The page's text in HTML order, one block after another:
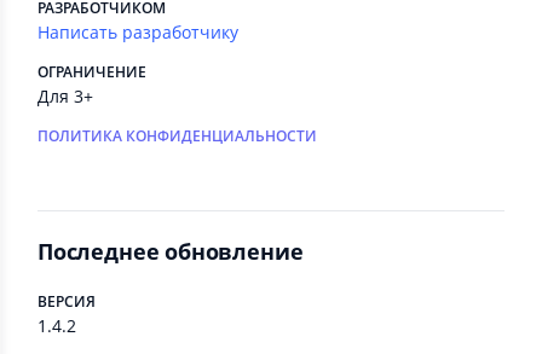
РАЗРАБОТЧИКОМ
Написать разработчику
ОГРАНИЧЕНИЕ
Для 3+
ПОЛИТИКА КОНФИДЕНЦИАЛЬНОСТИ
Последнее обновление
ВЕРСИЯ
1.4.2